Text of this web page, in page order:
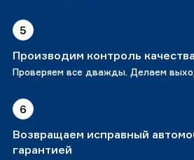
5
Производим контроль
Проверяем все дважды. Делаем
6
Возвращаем исправный
гарантией